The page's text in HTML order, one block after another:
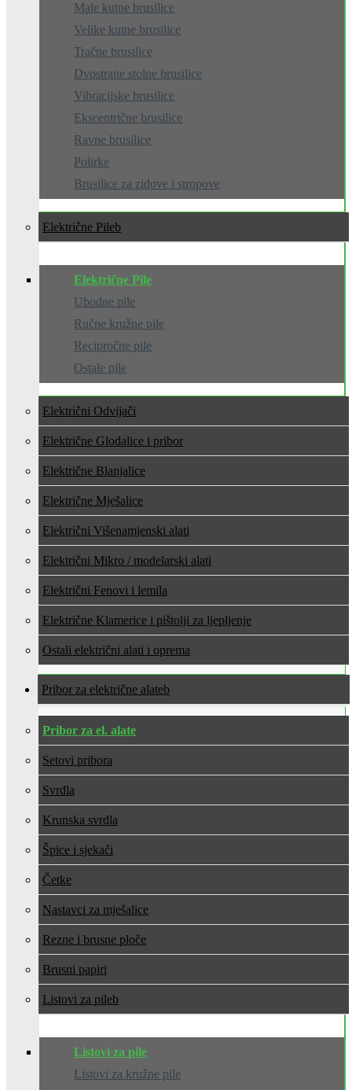
Male kutne brusilice
Velike kutne brusilice
Tračne brusilice
Dvostrane stolne brusilice
Vibracijske brusilice
Ekscentrične brusilice
Ravne brusilice
Polirke
Brusilice za zidove i stropove
Električne Pile
Električne Pile
Ubodne pile
Ručne kružne pile
Recipročne pile
Ostale pile
Električni Odvijači
Električne Glodalice i pribor
Električne Blanjalice
Električne Mješalice
Električni Višenamjenski alati
Električni Mikro / modelarski alati
Električni Fenovi i lemila
Električne Klamerice i pištolji za ljepljenje
Ostali električni alati i oprema
Pribor za električne alate
Pribor za el. alate
Setovi pribora
Svrdla
Krunska svrdla
Špice i sjekači
Četke
Nastavci za mješalice
Rezne i brusne ploče
Brusni papiri
Listovi za pile
Listovi za pile
Listovi za kružne pile